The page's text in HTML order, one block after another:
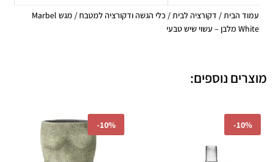
עמוד הבית / דקורציה לבית / כלי הגשה ודקורציה למטבח
/ מגש Marbel
White מלבן – עשוי שיש טבעי
מוצרים נוספים:
10%
-
₪895.00.
10%
-
המקורי
היה:
₪109.00.